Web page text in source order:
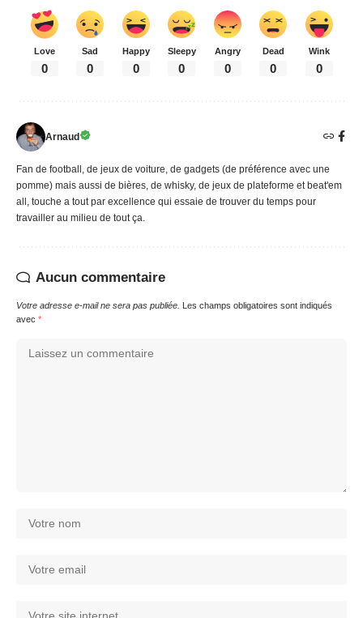
Love
0
Sad
0
Happy
0
Sleepy
0
Angry
0
Dead
0
Wink
0
Arnaud
Fan de football, de jeux de voiture, de gadgets (de préférence avec une
pomme) mais aussi de bières, de whisky, de jeux de plateforme et beat'em
all, touche a tout par excellence qui essaie de trouver du temps pour
travailler au milieu de tout ça.
Aucun commentaire
Votre adresse e-mail ne sera pas publiée. Les champs obligatoires sont indiqués
avec *